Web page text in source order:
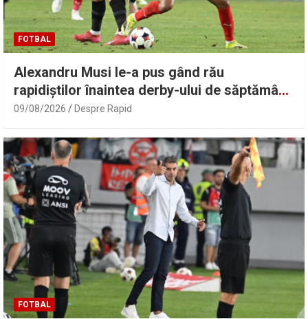
FOTBAL
Alexandru Musi le-a pus gând rău
rapidiștilor înaintea derby-ului de săptămâna
viitoare: „O să fie foc!”
09/08/2026 Despre Rapid
FOTBAL